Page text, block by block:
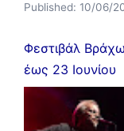
Published: 10/06/
Φεστιβάλ
έως 23 Ιουνίου